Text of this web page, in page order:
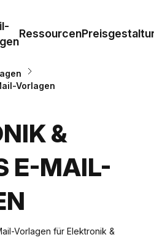
Ressourcen
Vorlagen
&
E-MAIL-
Vorlagen für Elektronik &